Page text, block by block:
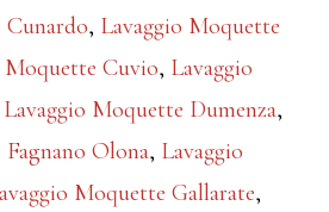
Cunardo, Lavaggio Moquette
Moquette Cuvio, Lavaggio
Lavaggio Moquette Dumenza,
Olona, Lavaggio
Moquette Gallarate,